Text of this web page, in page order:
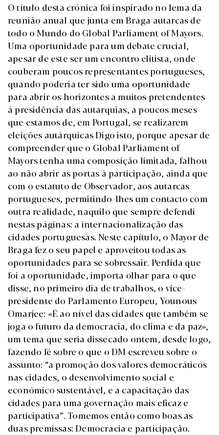
O título desta crónica foi inspirado no lema da
reunião anual que junta em Braga autarcas de
todo o Mundo do Global Parliament of Mayors.
Uma oportunidade para um debate crucial,
apesar de este ser um encontro elitista, onde
couberam poucos representantes portugueses,
quando poderia ter sido uma oportunidade
para abrir os horizontes a muitos pretendentes
à presidência das autarquias, a poucos meses
que estamos de, em Portugal, se realizarem
eleições autárquicas Digo isto, porque apesar de
compreender que o Global Parliament of
Mayors tenha uma composição limitada, falhou
ao não abrir as portas à participação, ainda que
com o estatuto de Observador, aos autarcas
portugueses, permitindo-lhes um contacto com
outra realidade, naquilo que sempre defendi
nestas páginas: a internacionalização das
cidades portuguesas. Neste capítulo, o Mayor de
Braga fez o seu papel e aproveitou todas as
oportunidades para se sobressair. Perdida que
foi a oportunidade, importa olhar para o que
disse, no primeiro dia de trabalhos, o vice-
presidente do Parlamento Europeu, Younous
Omarjee: «É ao nível das cidades que também se
joga o futuro da democracia, do clima e da paz»,
um tema que seria dissecado ontem, desde logo,
fazendo fé sobre o que o DM escreveu sobre o
assunto: “a promoção dos valores democráticos
nas cidades, o desenvolvimento social e
económico sustentável, e a capacitação das
cidades para uma governação mais eficaz e
participativa”. Tomemos então como boas as
duas premissas: Democracia e participação.